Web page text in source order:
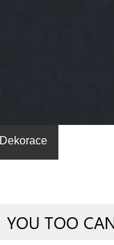
Dekorace
YOU TOO